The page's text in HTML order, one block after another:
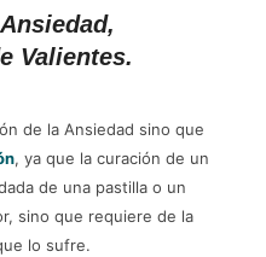
Valientes.
de la Ansiedad sino que
, ya que la curación de un
de una pastilla o un
sino que requiere de la
lo sufre.